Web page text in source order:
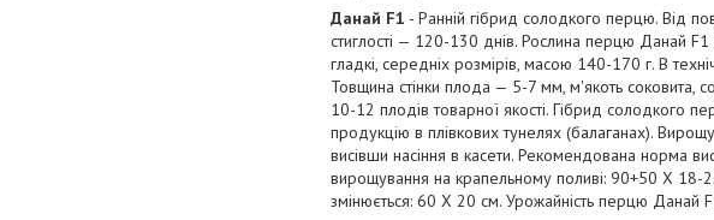
Данай F1 - Ранній гібрид солодкого перцю. Від
стиглості — 120-130 днів. Рослина перцю Данай
гладкі, середніх розмірів, масою 140-170 г. В
Товщина стінки плода — 5-7 мм, м'якоть соковита,
10-12 плодів товарної якості. Гібрид солодкого
продукцію в плівкових тунелях (балаганах).
висівши насіння в касети. Рекомендована норма
вирощування на крапельному поливі: 90+50 Х 18-
змінюється: 60 Х 20 см. Урожайність перцю Данай